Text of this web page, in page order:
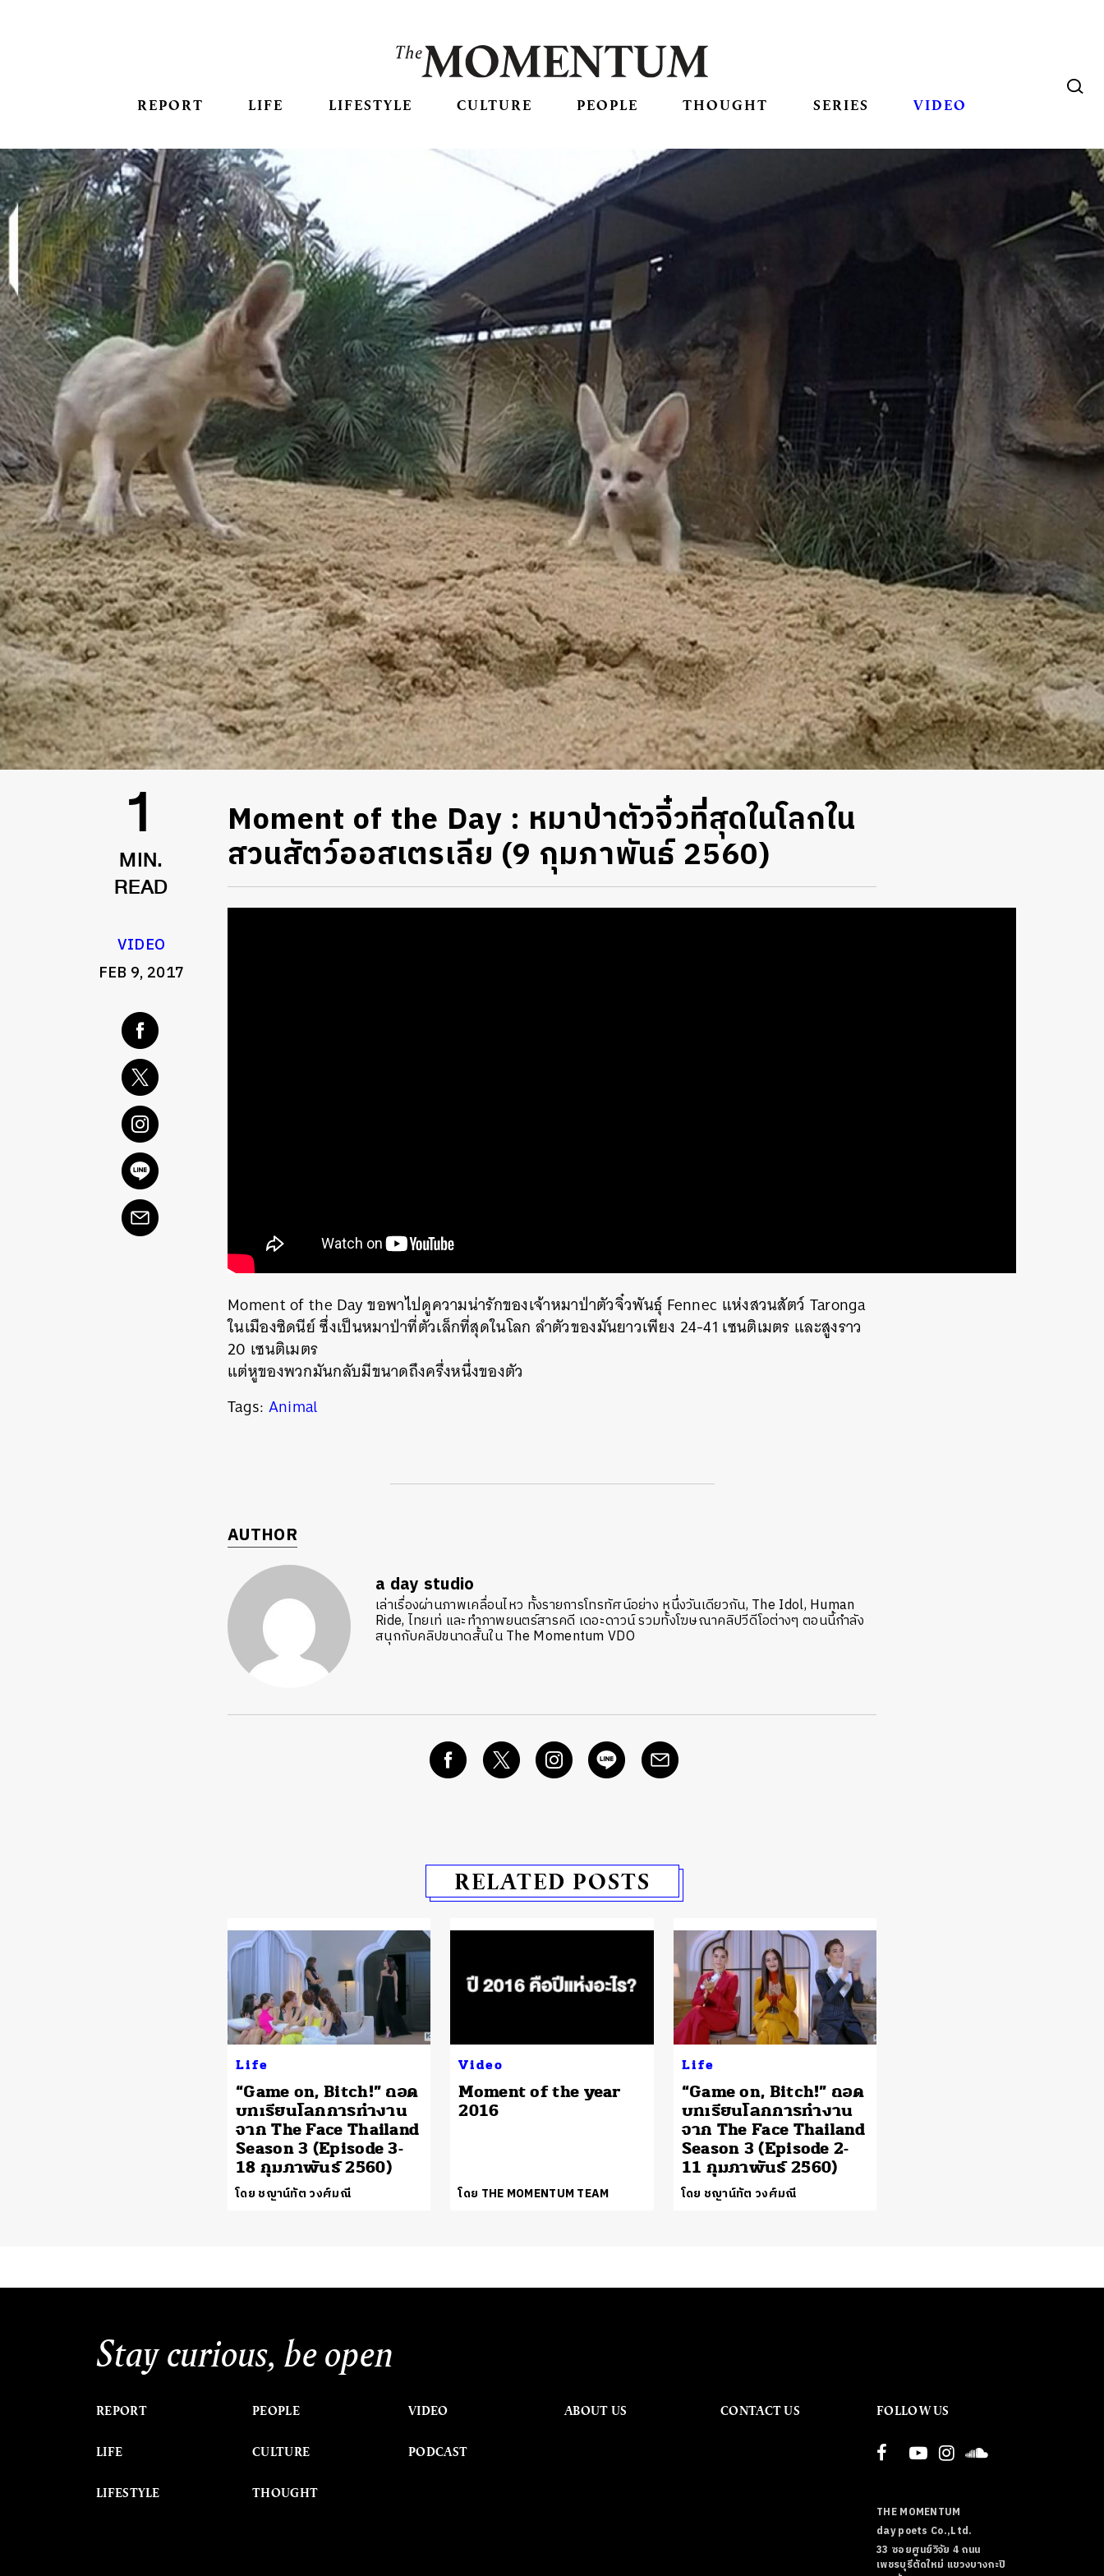
REPORT LIFE LIFESTYLE CULTURE PEOPLE THOUGHT SERIES VIDEO
1
MIN.
READ
VIDEO
FEB 9, 2017
Moment of the Day : หมาป่าตัวจิ๋วที่สุดในโลกใน
สวนสัตว์ออสเตรเลีย (9 กุมภาพันธ์ 2560)
Moment of the Day ขอพาไปดูความน่ารักของเจ้าหมาป่าตัวจิ๋วพันธุ์ Fennec แห่งสวนสัตว์ Taronga
ในเมืองซิดนีย์ ซึ่งเป็นหมาป่าที่ตัวเล็กที่สุดในโลก ลำตัวของมันยาวเพียง 24-41 เซนติเมตร และสูงราว
20 เซนติเมตร
แต่หูของพวกมันกลับมีขนาดถึงครึ่งหนึ่งของตัว
Tags: Animal
AUTHOR
a day studio
เล่าเรื่องผ่านภาพเคลื่อนไหว ทั้งรายการโทรทัศน์อย่าง หนึ่งวันเดียวกัน, The Idol, Human
Ride, ไทยเท่ และทำภาพยนตร์สารคดี เดอะดาวน์ รวมทั้งโฆษณาคลิปวีดีโอต่างๆ ตอนนี้กำลัง
สนุกกับคลิปขนาดสั้นใน The Momentum VDO
RELATED POSTS
Life
“Game on, Bitch!” ถอด
บทเรียนโลกการทำงาน
จาก The Face Thailand
Season 3 (Episode 3-
18 กุมภาพันธ์ 2560)
โดย ชญาน์ทัต วงศ์มณี
Video
Moment of the year
2016
โดย THE MOMENTUM TEAM
Life
“Game on, Bitch!” ถอด
บทเรียนโลกการทำงาน
จาก The Face Thailand
Season 3 (Episode 2-
11 กุมภาพันธ์ 2560)
โดย ชญาน์ทัต วงศ์มณี
Stay curious, be open
REPORT
LIFE
LIFESTYLE
PEOPLE
CULTURE
THOUGHT
VIDEO
PODCAST
ABOUT US CONTACT US FOLLOW US
THE MOMENTUM
day poets Co.,Ltd.
33 ซอยศูนย์วิจัย 4 ถนน
เพชรบุรีตัดใหม่ แขวงบางกะปิ
SHARE TWEET